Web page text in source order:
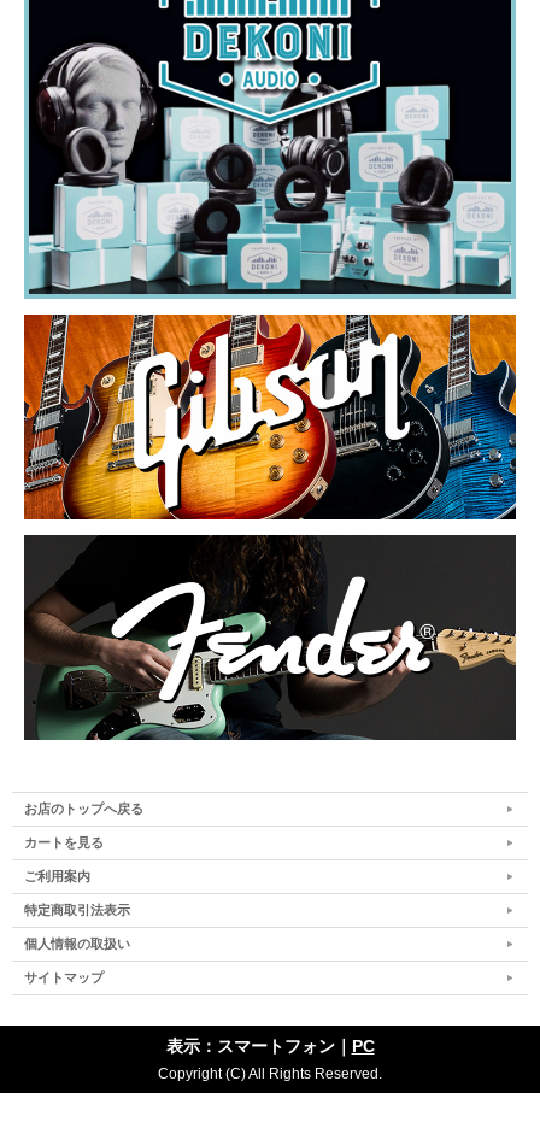
お店のトップへ戻る
カートを見る
ご利用案内
特定商取引法表示
個人情報の取扱い
サイトマップ
表示：スマートフォン｜ PC
Copyright (C) All Rights Reserved.